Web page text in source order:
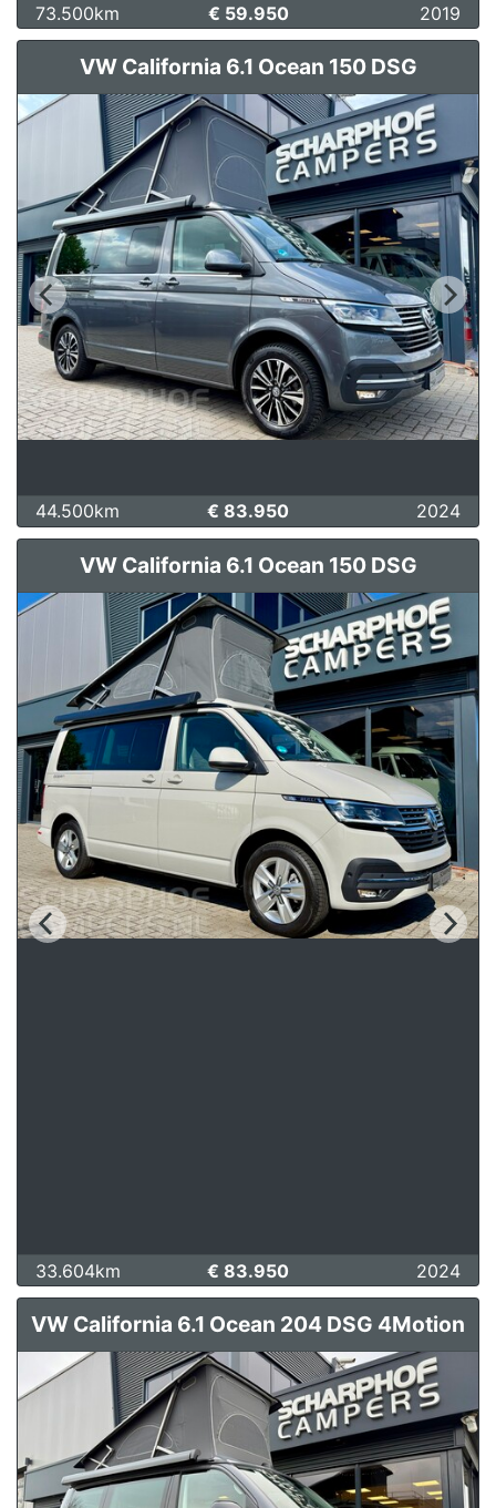
73.500km € 59.950 2019
VW California 6.1 Ocean 150 DSG
44.500km € 83.950 2024
VW California 6.1 Ocean 150 DSG
33.604km € 83.950 2024
VW California 6.1 Ocean 204 DSG 4Motion